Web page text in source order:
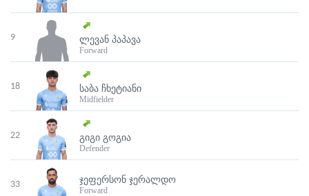
9 ᲚᲔᲕᲐᲜ ᲞᲐᲞᲐᲕᲐ
Forward
18 ᲡᲐᲑᲐ ᲩᲮᲔᲢᲘᲐᲜᲘ
Midfielder
22 ᲒᲘᲒᲘ ᲒᲝᲒᲘᲐ
Defender
33 ᲯᲔᲤᲔᲠᲡᲝᲜ ᲯᲔᲠᲐᲚᲓᲝ
Forward